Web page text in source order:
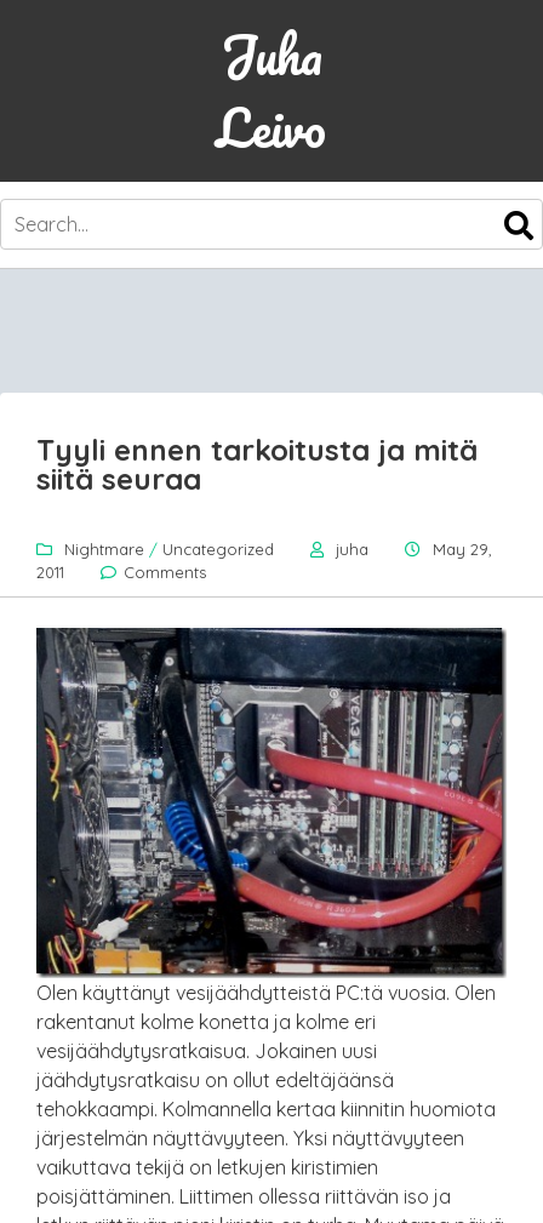
Juha
Leivo
SKIP
CONTENT
Tyyli ennen tarkoitusta ja mitä
siitä seuraa
Nightmare / Uncategorized juha
May 29,
2011
Comments
Olen käyttänyt vesijäähdytteistä PC:tä vuosia. Olen
rakentanut kolme konetta ja kolme eri
vesijäähdytysratkaisua. Jokainen uusi
jäähdytysratkaisu on ollut edeltäjäänsä
tehokkaampi. Kolmannella kertaa kiinnitin huomiota
järjestelmän näyttävyyteen. Yksi näyttävyyteen
vaikuttava tekijä on letkujen kiristimien
poisjättäminen. Liittimen ollessa riittävän iso ja